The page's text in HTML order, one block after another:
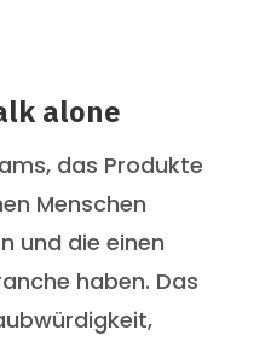
alone
das Produkte
Menschen
und die einen
haben. Das